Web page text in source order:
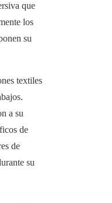
que
los
su
textiles
a su
de
de
su